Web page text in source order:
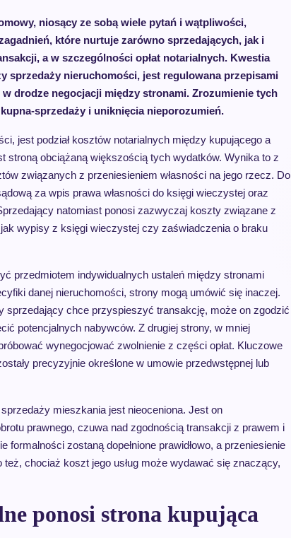
niosący ze sobą wiele pytań i wątpliwości,
które nurtuje zarówno sprzedających, jak i
a w szczególności opłat notarialnych. Kwestia
sprzedaży nieruchomości, jest regulowana przepisami
drodze negocjacji między stronami. Zrozumienie tych
sprzedaży i uniknięcia nieporozumień.
jest podział kosztów notarialnych między kupującego a
obciążaną większością tych wydatków. Wynika to z
związanych z przeniesieniem własności na jego rzecz. Do
za wpis prawa własności do księgi wieczystej oraz
natomiast ponosi zazwyczaj koszty związane z
wypisy z księgi wieczystej czy zaświadczenia o braku
przedmiotem indywidualnych ustaleń między stronami
danej nieruchomości, strony mogą umówić się inaczej.
sprzedający chce przyspieszyć transakcję, może on zgodzić
potencjalnych nabywców. Z drugiej strony, w mniej
wynegocjować zwolnienie z części opłat. Kluczowe
precyzyjnie określone w umowie przedwstępnej lub
mieszkania jest nieoceniona. Jest on
prawnego, czuwa nad zgodnością transakcji z prawem i
zostaną dopełnione prawidłowo, a przeniesienie
chociaż koszt jego usług może wydawać się znaczący,
ponosi strona kupująca